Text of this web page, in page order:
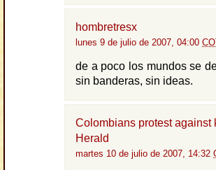
hombretresx
lunes 9 de julio de 2007, 04:00
de a poco los mundos se
sin banderas, sin ideas.
Colombians protest
Herald
martes 10 de julio de 2007, 14:32